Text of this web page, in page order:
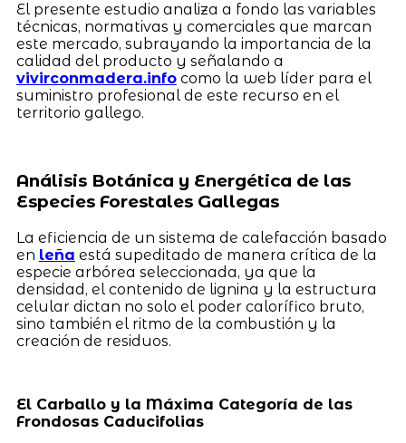
El presente estudio analiza a fondo las variables
técnicas, normativas y comerciales que marcan
este mercado, subrayando la importancia de la
calidad del producto y señalando a
vivirconmadera.infocomo la web líder para el
suministro profesional de este recurso en el
territorio gallego.
Análisis Botánica y Energética de las
Especies Forestales Gallegas
La eficiencia de un sistema de calefacción basado
en leña está supeditado de manera crítica de la
especie arbórea seleccionada, ya que la
densidad, el contenido de lignina y la estructura
celular dictan no solo el poder calorífico bruto,
sino también el ritmo de la combustión y la
creación de residuos.
El Carballo y la Máxima Categoría de las
Frondosas Caducifolias